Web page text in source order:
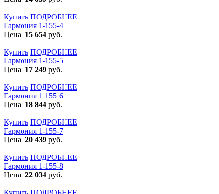
Купить ПОДРОБНЕЕ
Гармония 1-155-4
Цена: 15 654 руб.
Купить ПОДРОБНЕЕ
Гармония 1-155-5
Цена: 17 249 руб.
Купить ПОДРОБНЕЕ
Гармония 1-155-6
Цена: 18 844 руб.
Купить ПОДРОБНЕЕ
Гармония 1-155-7
Цена: 20 439 руб.
Купить ПОДРОБНЕЕ
Гармония 1-155-8
Цена: 22 034 руб.
Купить ПОДРОБНЕЕ